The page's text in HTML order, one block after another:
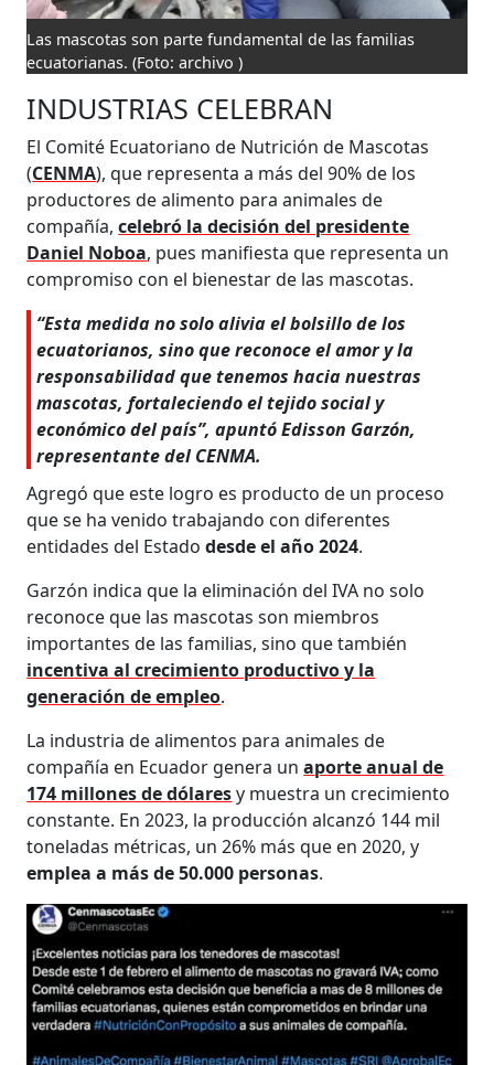
Las mascotas son parte fundamental de las familias
ecuatorianas. (Foto: archivo )
INDUSTRIAS CELEBRAN
El Comité Ecuatoriano de Nutrición de Mascotas
(CENMA), que representa a más del 90% de los
productores de alimento para animales de
compañía,celebró la decisión del presidente
Daniel Noboa, pues manifiesta que representa un
compromiso con el bienestar de las mascotas.
“Esta medida no solo alivia el bolsillo de los
ecuatorianos, sino que reconoce el amor y la
responsabilidad que tenemos hacia nuestras
mascotas, fortaleciendo el tejido social y
económico del país”, apuntó Edisson Garzón,
representante del CENMA.
Agregó que este logro es producto de un proceso
que se ha venido trabajando con diferentes
entidades del Estado desde el año 2024.
Garzón indica que la eliminación del IVA no solo
reconoce que las mascotas son miembros
importantes de las familias, sino que también
incentiva al crecimiento productivo y la
generación de empleo.
La industria de alimentos para animales de
compañía en Ecuador genera unaporte anual de
174 millones de dólaresy muestra un crecimiento
constante. En 2023, la producción alcanzó 144 mil
toneladas métricas, un 26% más que en 2020, y
emplea a más de 50.000 personas.